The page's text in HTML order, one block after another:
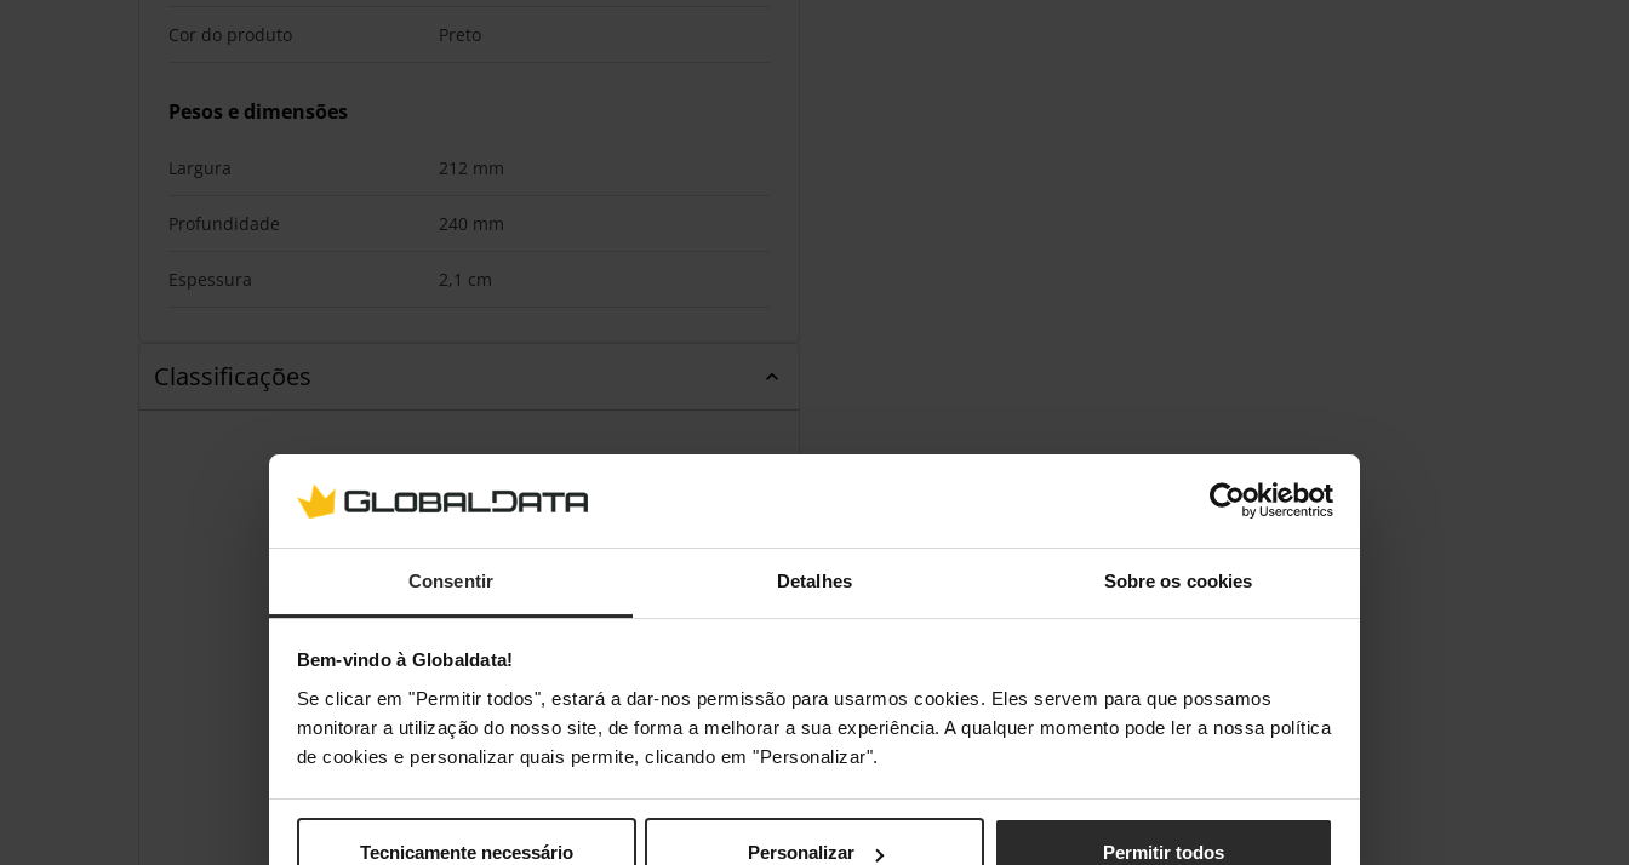
Consentir Detalhes Sobre os cookies
Bem-vindo à Globaldata!
Se clicar em "Permitir todos", estará a dar-nos permissão para usarmos cookies. Eles servem para que possamos
monitorar a utilização do nosso site, de forma a melhorar a sua experiência. A qualquer momento pode ler a nossa política
de cookies e personalizar quais permite, clicando em "Personalizar".
Tecnicamente necessário Personalizar Permitir todos
Cor do produto Preto
Pesos e dimensões
Largura 212 mm
Profundidade 240 mm
Espessura 2,1 cm
Classificações